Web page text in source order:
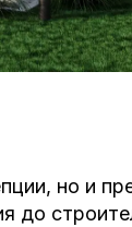
но и
до